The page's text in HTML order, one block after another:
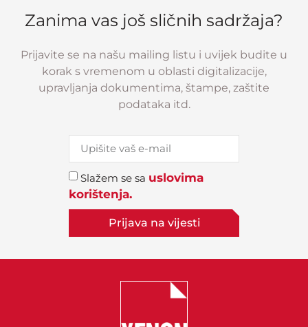
Zanima vas još sličnih sadržaja?
Prijavite se na našu mailing listu i uvijek budite u
korak s vremenom u oblasti digitalizacije,
upravljanja dokumentima, štampe, zaštite
podataka itd.
Slažem se sa uslovima
korištenja.
Prijava na vijesti